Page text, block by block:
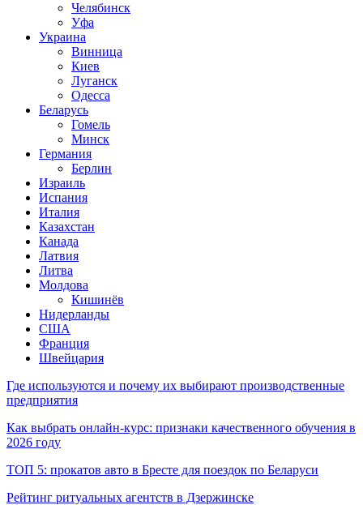
Челябинск
Уфа
Украина
Винница
Киев
Луганск
Одесса
Беларусь
Гомель
Минск
Германия
Берлин
Израиль
Испания
Италия
Казахстан
Канада
Латвия
Литва
Молдова
Кишинёв
Нидерланды
США
Франция
Швейцария
Где используются и почему их выбирают производственные
предприятия
Как выбрать онлайн-курс: признаки качественного обучения в
2026 году
ТОП 5: прокатов авто в Бресте для поездок по Беларуси
Рейтинг ритуальных агентств в Дзержинске